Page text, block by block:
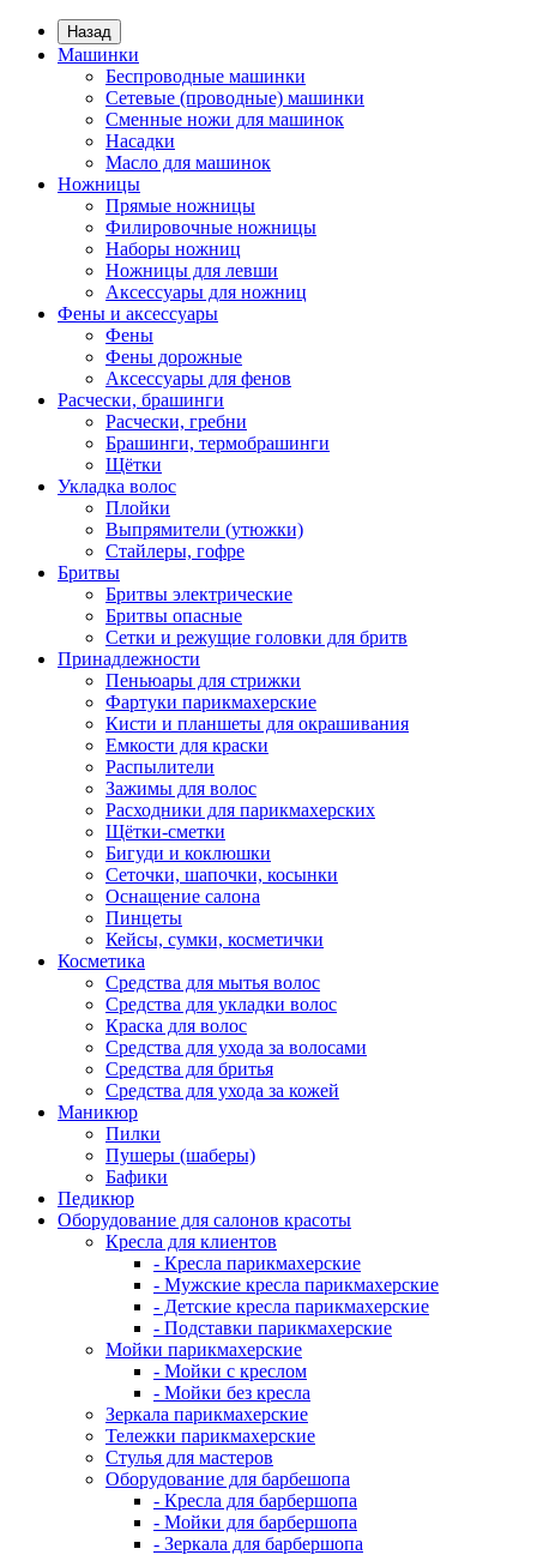
Назад
Машинки
Беспроводные машинки
Сетевые (проводные) машинки
Сменные ножи для машинок
Насадки
Масло для машинок
Ножницы
Прямые ножницы
Филировочные ножницы
Наборы ножниц
Ножницы для левши
Аксессуары для ножниц
Фены и аксессуары
Фены
Фены дорожные
Аксессуары для фенов
Расчески, брашинги
Расчески, гребни
Брашинги, термобрашинги
Щётки
Укладка волос
Плойки
Выпрямители (утюжки)
Стайлеры, гофре
Бритвы
Бритвы электрические
Бритвы опасные
Сетки и режущие головки для бритв
Принадлежности
Пеньюары для стрижки
Фартуки парикмахерские
Кисти и планшеты для окрашивания
Емкости для краски
Распылители
Зажимы для волос
Расходники для парикмахерских
Щётки-сметки
Бигуди и коклюшки
Сеточки, шапочки, косынки
Оснащение салона
Пинцеты
Кейсы, сумки, косметички
Косметика
Средства для мытья волос
Средства для укладки волос
Краска для волос
Средства для ухода за волосами
Средства для бритья
Средства для ухода за кожей
Маникюр
Пилки
Пушеры (шаберы)
Бафики
Педикюр
Оборудование для салонов красоты
Кресла для клиентов
- Кресла парикмахерские
- Мужские кресла парикмахерские
- Детские кресла парикмахерские
- Подставки парикмахерские
Мойки парикмахерские
- Мойки с креслом
- Мойки без кресла
Зеркала парикмахерские
Тележки парикмахерские
Стулья для мастеров
Оборудование для барбешопа
- Кресла для барбершопа
- Мойки для барбершопа
- Зеркала для барбершопа